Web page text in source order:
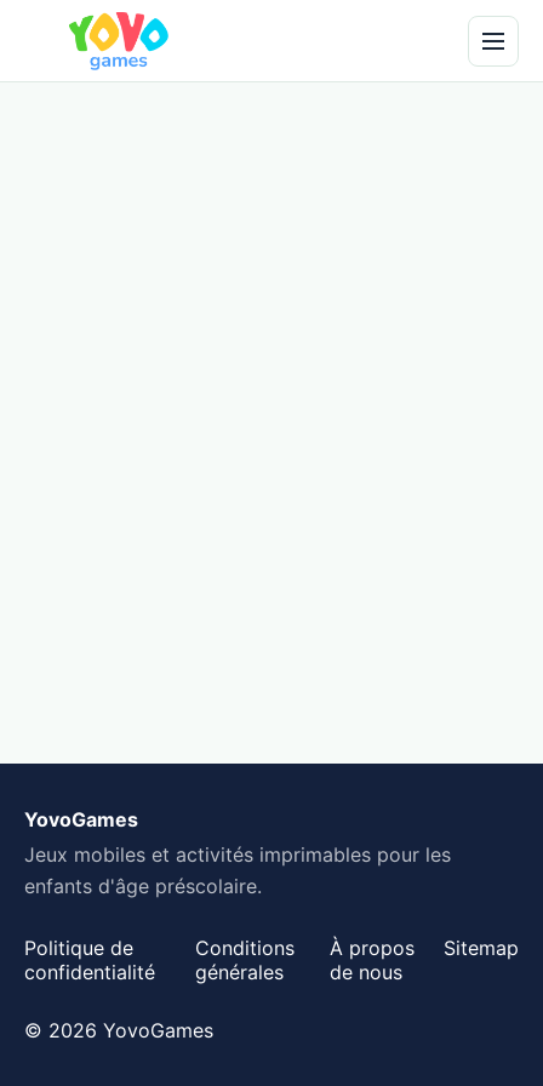
YovoGames
Jeux mobiles et activités imprimables pour les
enfants d'âge préscolaire.
Politique de
confidentialité
Conditions
générales
À propos
de nous
Sitemap
© 2026 YovoGames